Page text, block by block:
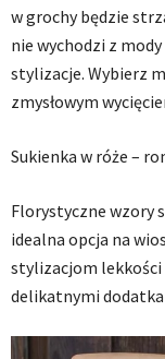
w grochy będzie
nie wychodzi z
stylizacje. Wybierz
zmysłowym
Sukienka w róże –
Florystyczne wzory
idealna opcja na
stylizacjom lekkości
delikatnymi